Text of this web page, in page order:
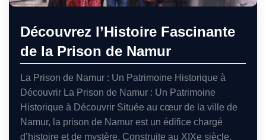
Découvrez l’Histoire Fascinante
de la Prison de Namur
La Prison de Namur : Un Patrimoine Historique à
Découvrir La Prison de Namur : Un Patrimoine
Historique à Découvrir Située au cœur de la ville de
Namur, la prison de Namur est un édifice chargé
d’histoire et de mystère. Construite au XIXe siècle,